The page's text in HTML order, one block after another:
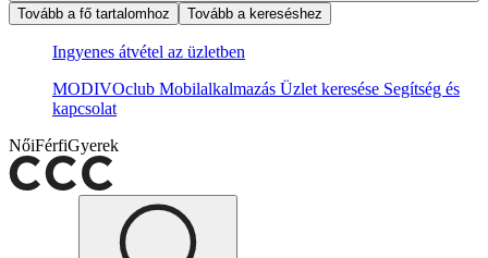
Tovább a fő tartalomhoz
Tovább a kereséshez
Ingyenes átvétel az üzletben
MODIVOclub Mobilalkalmazás Üzlet keresése Segítség és
kapcsolat
NőiFérfiGyerek